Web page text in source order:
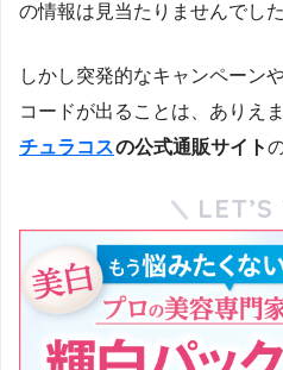
の情報は見当たりませんでした
しかし突発的なキャンペーン
コードが出ることは、ありえま
チュラコスの公式通販サイト